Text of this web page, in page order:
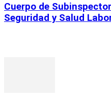
Cuerpo de
Seguridad y Salud